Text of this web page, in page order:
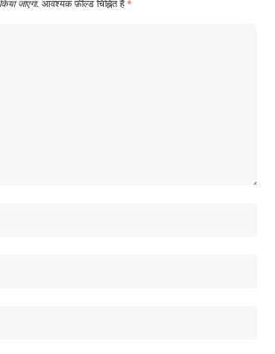
जाएगा. आवश्यक फ़ील्ड चिह्नित हैं*